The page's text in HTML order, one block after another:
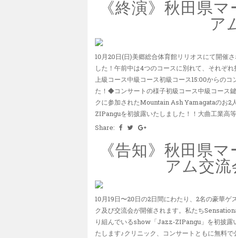
《終演》秋田県
ア
10月20日(日)美郷総合体育館リリオスにて開催
した！午前中は4つのコースに別れて、それぞ
上級コース中級コース初級コース15:00からの
た！◆コンサートの様子初級コース中級コース
クに参加されたMountain Ash Yamagataのお2
ZIPanguを初披露いたしました！！大曲工業高
Share:
《告知》秋田県
アム交
10月19日〜20日の2日間にわたり、2名の豪華
ク及び交流会が開催されます。私たち
り組んでいるshow「Jazz-ZIPangu」を初披
たします♪クリニック、コンサートともに無料